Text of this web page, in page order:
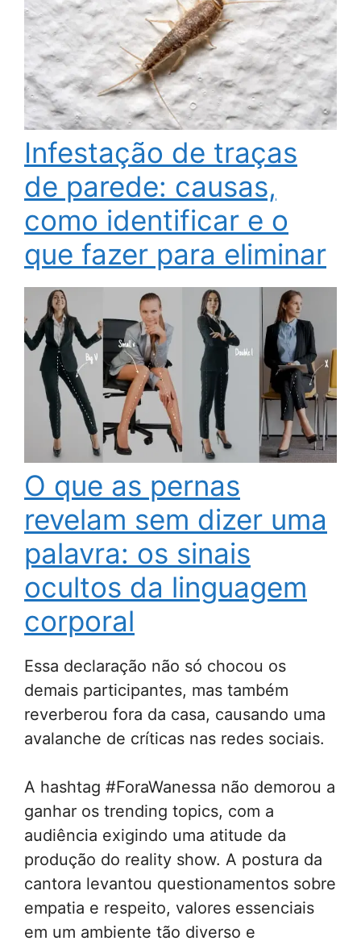
Infestação de traças
de parede: causas,
como identificar e o
que fazer para eliminar
O que as pernas
revelam sem dizer uma
palavra: os sinais
ocultos da linguagem
corporal
Essa declaração não só chocou os
demais participantes, mas também
reverberou fora da casa, causando uma
avalanche de críticas nas redes sociais.
A hashtag #ForaWanessa não demorou a
ganhar os trending topics, com a
audiência exigindo uma atitude da
produção do reality show. A postura da
cantora levantou questionamentos sobre
empatia e respeito, valores essenciais
em um ambiente tão diverso e